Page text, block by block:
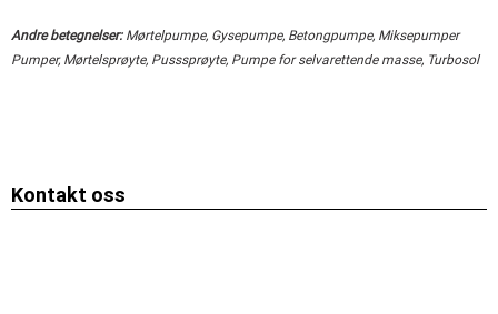
Andre betegnelser:Mørtelpumpe, Gysepumpe, Betongpumpe, Miksepumper
Pumper, Mørtelsprøyte, Pusssprøyte, Pumpe for selvarettende masse, Turbosol
Kontakt oss